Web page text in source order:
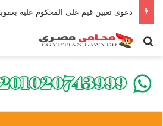
بحث عن